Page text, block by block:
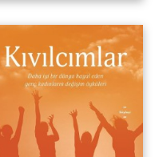
Daha iyi bir dünya hayal eden
genç kadınların değişim
öyküleri